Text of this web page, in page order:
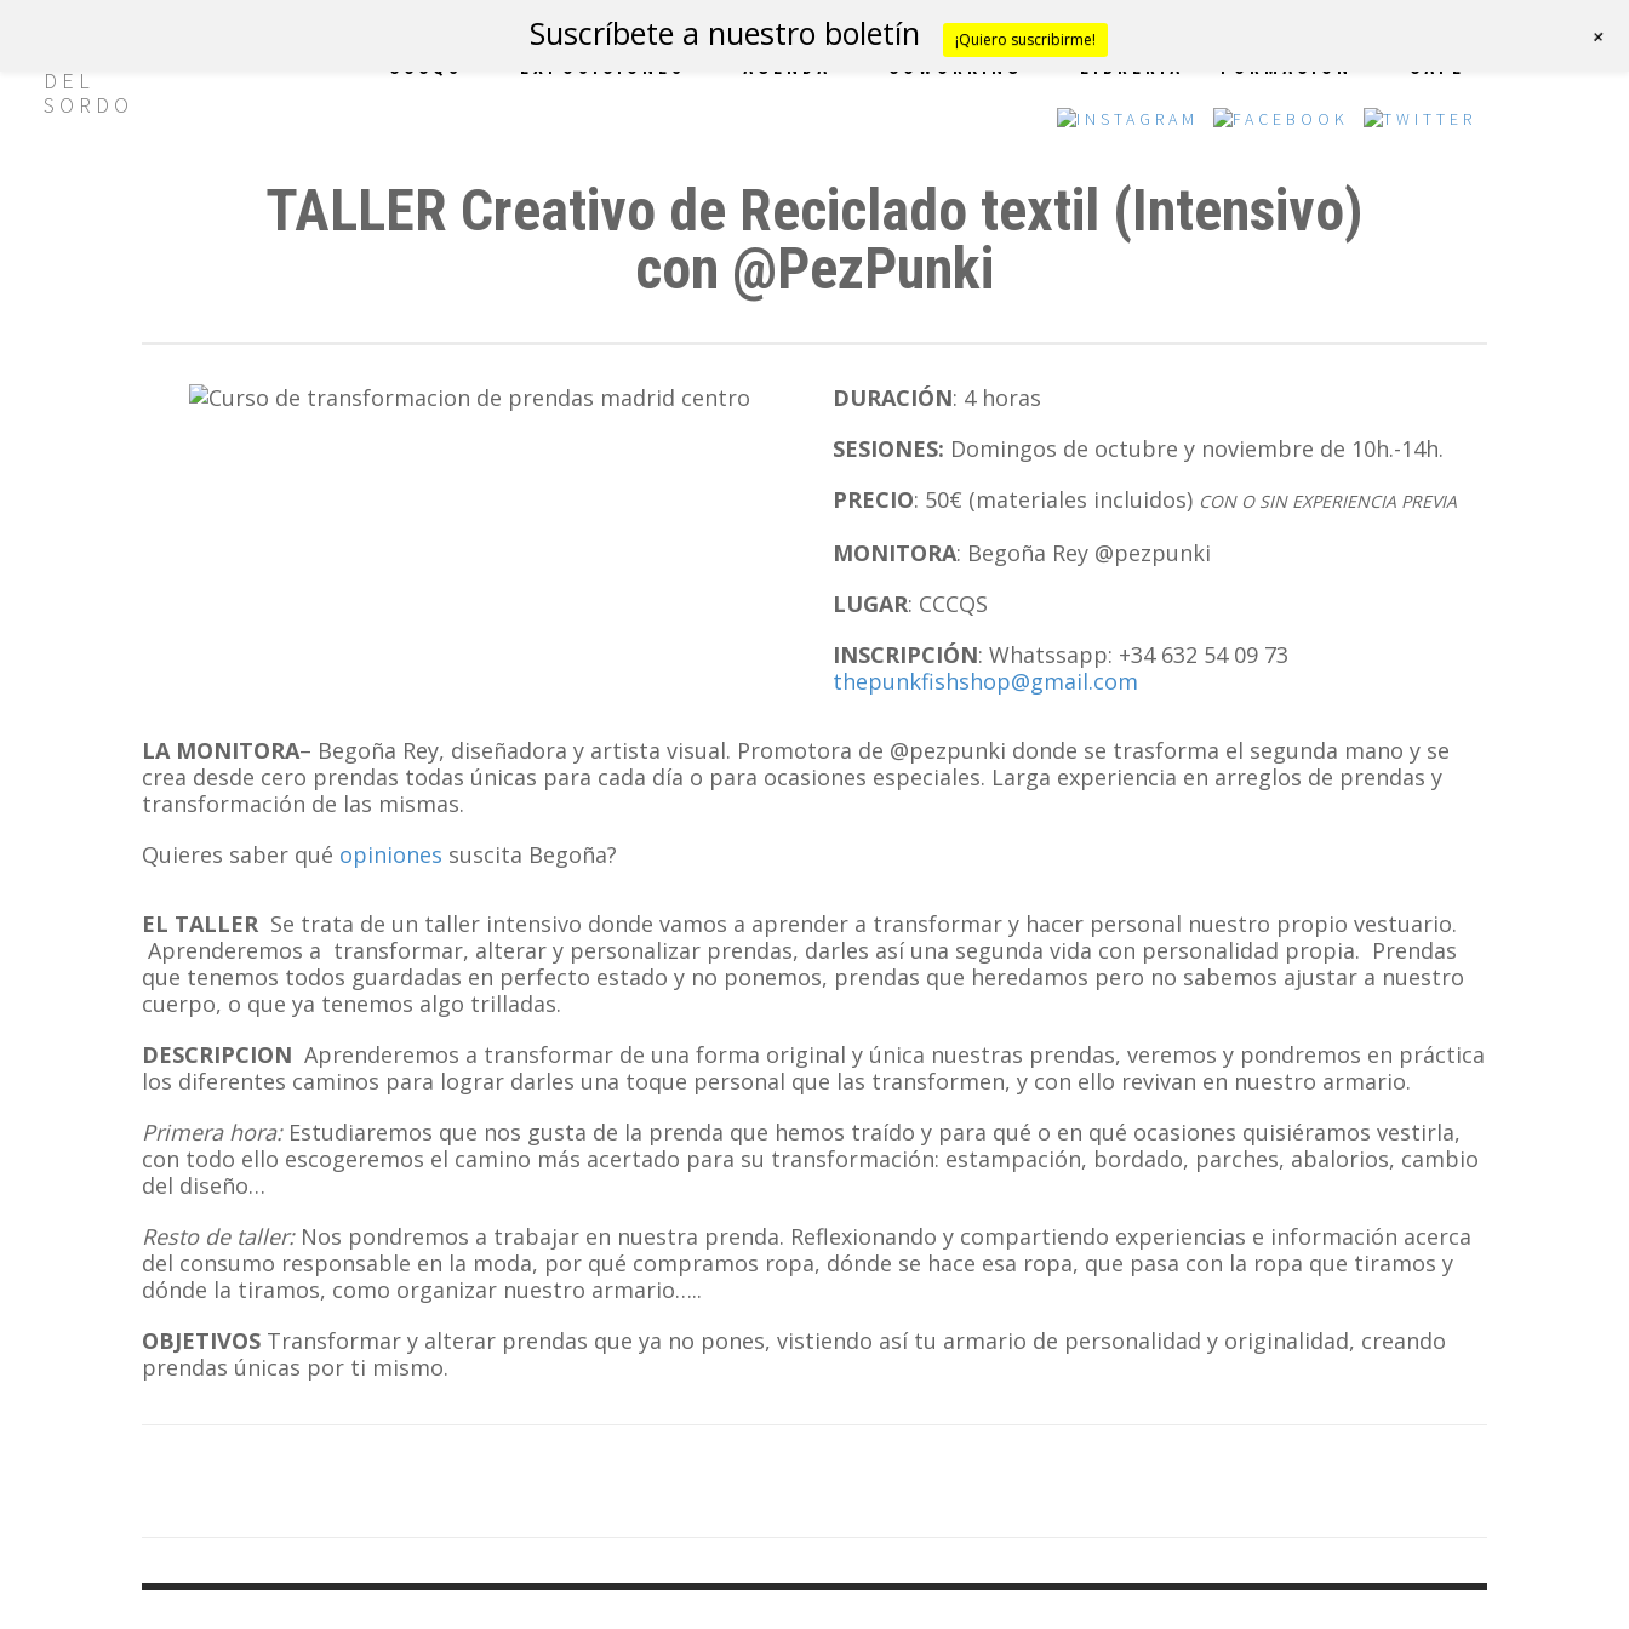
CCCQS EXPOSICIONES AGENDA COWORKING LIBRERÍA FORMACIÓN CAFÉ
TALLER Creativo de Reciclado textil (Intensivo)
con @PezPunki
DURACIÓN: 4 horas
SESIONES: Domingos de octubre y noviembre de 10h.-14h.
PRECIO: 50€ (materiales incluidos) CON O SIN EXPERIENCIA PREVIA
MONITORA: Begoña Rey @pezpunki
LUGAR: CCCQS
INSCRIPCIÓN: Whatssapp: +34 632 54 09 73
thepunkfishshop@gmail.com
LA MONITORA– Begoña Rey, diseñadora y artista visual. Promotora de @pezpunki donde se trasforma el segunda mano y se
crea desde cero prendas todas únicas para cada día o para ocasiones especiales. Larga experiencia en arreglos de prendas y
transformación de las mismas.
Quieres saber qué opiniones suscita Begoña?
EL TALLER Se trata de un taller intensivo donde vamos a aprender a transformar y hacer personal nuestro propio vestuario.
Aprenderemos a transformar, alterar y personalizar prendas, darles así una segunda vida con personalidad propia. Prendas
que tenemos todos guardadas en perfecto estado y no ponemos, prendas que heredamos pero no sabemos ajustar a nuestro
cuerpo, o que ya tenemos algo trilladas.
DESCRIPCION Aprenderemos a transformar de una forma original y única nuestras prendas, veremos y pondremos en práctica
los diferentes caminos para lograr darles una toque personal que las transformen, y con ello revivan en nuestro armario.
Primera hora: Estudiaremos que nos gusta de la prenda que hemos traído y para qué o en qué ocasiones quisiéramos vestirla,
con todo ello escogeremos el camino más acertado para su transformación: estampación, bordado, parches, abalorios, cambio
del diseño…
Resto de taller: Nos pondremos a trabajar en nuestra prenda. Reflexionando y compartiendo experiencias e información acerca
del consumo responsable en la moda, por qué compramos ropa, dónde se hace esa ropa, que pasa con la ropa que tiramos y
dónde la tiramos, como organizar nuestro armario…..
OBJETIVOS Transformar y alterar prendas que ya no pones, vistiendo así tu armario de personalidad y originalidad, creando
prendas únicas por ti mismo.
Suscríbete a nuestro boletín ¡Quiero suscribirme! +